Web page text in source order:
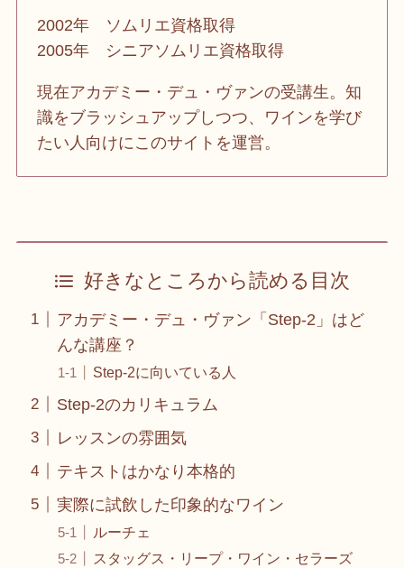
2002年 ソムリエ資格取得
2005年 シニアソムリエ資格取得
現在アカデミー・デュ・ヴァンの受講生。知
識をブラッシュアップしつつ、ワインを学び
たい人向けにこのサイトを運営。
好きなところから読める目次
アカデミー・デュ・ヴァン「Step-2」はど
んな講座？
Step-2に向いている人
Step-2のカリキュラム
レッスンの雰囲気
テキストはかなり本格的
実際に試飲した印象的なワイン
ルーチェ
スタッグス・リープ・ワイン・セラーズ